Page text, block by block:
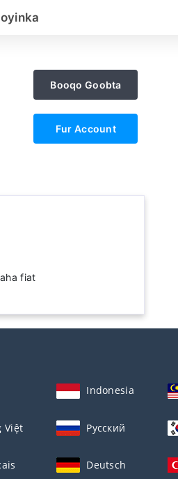
Booqo Goobta
Fur Account
fiat
Indonesia
Việt Русский
Deutsch